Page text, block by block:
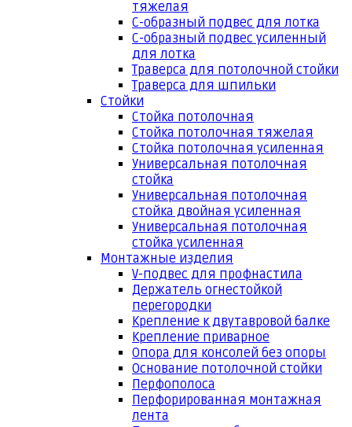
тяжелая
С-образный подвес для лотка
С-образный подвес усиленный
для лотка
Траверса для потолочной стойки
Траверса для шпильки
Стойки
Стойка потолочная
Стойка потолочная тяжелая
Стойка потолочная усиленная
Универсальная потолочная
стойка
Универсальная потолочная
стойка двойная усиленная
Универсальная потолочная
стойка усиленная
Монтажные изделия
V-подвес для профнастила
Держатель огнестойкой
перегородки
Крепление к двутавровой балке
Крепление приварное
Опора для консолей без опоры
Основание потолочной стойки
Перфополоса
Перфорированная монтажная
лента